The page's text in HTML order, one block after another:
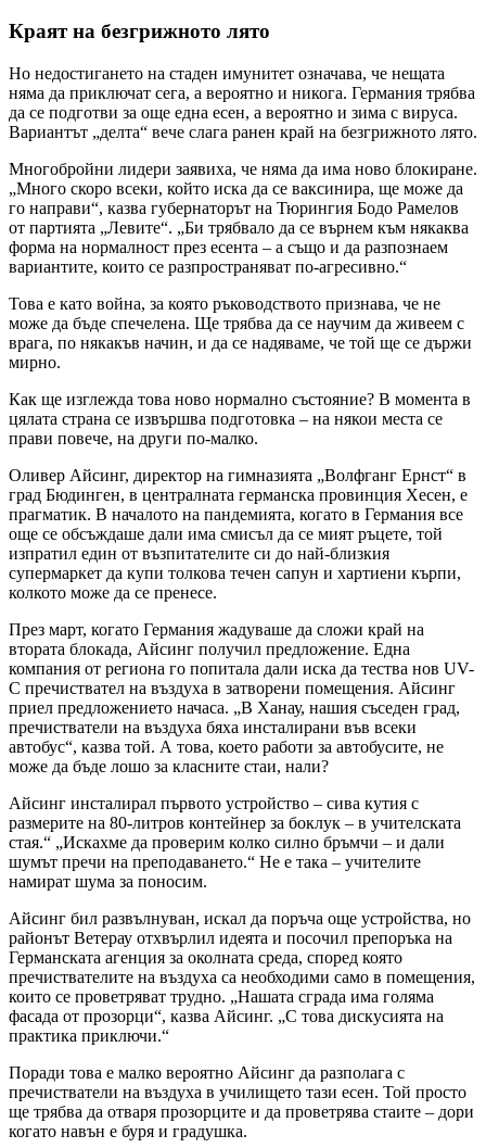
Краят на безгрижното лято
Но недостигането на стаден имунитет означава, че нещата
няма да приключат сега, а вероятно и никога. Германия трябва
да се подготви за още една есен, а вероятно и зима с вируса.
Вариантът „делта“ вече слага ранен край на безгрижното лято.
Многобройни лидери заявиха, че няма да има ново блокиране.
„Много скоро всеки, който иска да се ваксинира, ще може да
го направи“, казва губернаторът на Тюрингия Бодо Рамелов
от партията „Левите“. „Би трябвало да се върнем към някаква
форма на нормалност през есента – а също и да разпознаем
вариантите, които се разпространяват по-агресивно.“
Това е като война, за която ръководството признава, че не
може да бъде спечелена. Ще трябва да се научим да живеем с
врага, по някакъв начин, и да се надяваме, че той ще се държи
мирно.
Как ще изглежда това ново нормално състояние? В момента в
цялата страна се извършва подготовка – на някои места се
прави повече, на други по-малко.
Оливер Айсинг, директор на гимназията „Волфганг Ернст“ в
град Бюдинген, в централната германска провинция Хесен, е
прагматик. В началото на пандемията, когато в Германия все
още се обсъждаше дали има смисъл да се мият ръцете, той
изпратил един от възпитателите си до най-близкия
супермаркет да купи толкова течен сапун и хартиени кърпи,
колкото може да се пренесе.
През март, когато Германия жадуваше да сложи край на
втората блокада, Айсинг получил предложение. Една
компания от региона го попитала дали иска да тества нов UV-
C пречиствател на въздуха в затворени помещения. Айсинг
приел предложението начаса. „В Ханау, нашия съседен град,
пречистватели на въздуха бяха инсталирани във всеки
автобус“, казва той. А това, което работи за автобусите, не
може да бъде лошо за класните стаи, нали?
Айсинг инсталирал първото устройство – сива кутия с
размерите на 80-литров контейнер за боклук – в учителската
стая.“ „Искахме да проверим колко силно бръмчи – и дали
шумът пречи на преподаването.“ Не е така – учителите
намират шума за поносим.
Айсинг бил развълнуван, искал да поръча още устройства, но
районът Ветерау отхвърлил идеята и посочил препоръка на
Германската агенция за околната среда, според която
пречиствателите на въздуха са необходими само в помещения,
които се проветряват трудно. „Нашата сграда има голяма
фасада от прозорци“, казва Айсинг. „С това дискусията на
практика приключи.“
Поради това е малко вероятно Айсинг да разполага с
пречистватели на въздуха в училището тази есен. Той просто
ще трябва да отваря прозорците и да проветрява стаите – дори
когато навън е буря и градушка.